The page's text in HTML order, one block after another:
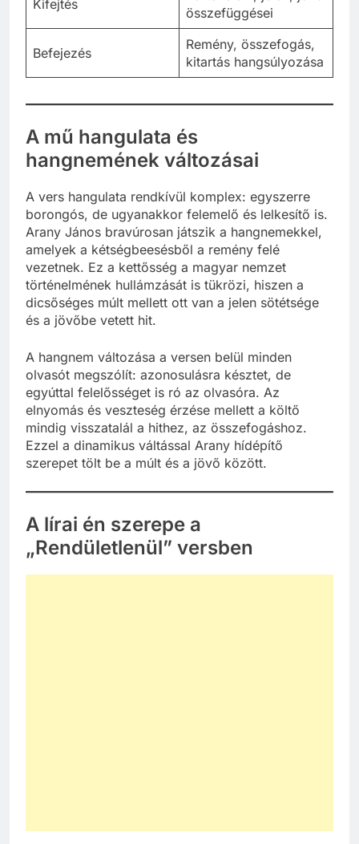
Kifejtés
összefüggései
Befejezés
Remény, összefogás,
kitartás hangsúlyozása
A mű hangulata és
hangnemének változásai
A vers hangulata rendkívül komplex: egyszerre
borongós, de ugyanakkor felemelő és lelkesítő is.
Arany János bravúrosan játszik a hangnemekkel,
amelyek a kétségbeesésből a remény felé
vezetnek. Ez a kettősség a magyar nemzet
történelmének hullámzását is tükrözi, hiszen a
dicsőséges múlt mellett ott van a jelen sötétsége
és a jövőbe vetett hit.
A hangnem változása a versen belül minden
olvasót megszólít: azonosulásra késztet, de
egyúttal felelősséget is ró az olvasóra. Az
elnyomás és veszteség érzése mellett a költő
mindig visszatalál a hithez, az összefogáshoz.
Ezzel a dinamikus váltással Arany hídépítő
szerepet tölt be a múlt és a jövő között.
A lírai én szerepe a
„Rendületlenül” versben